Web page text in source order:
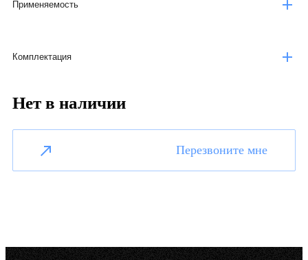
Применяемость
Комплектация
Нет в наличии
Перезвоните мне